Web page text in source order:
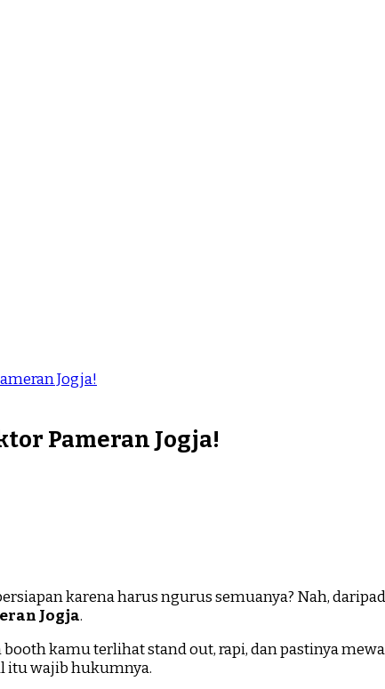
Jogja!
Pameran Jogja!
karena harus ngurus semuanya? Nah,
Jogja.
kamu terlihat stand out, rapi, dan pastinya
itu wajib hukumnya.